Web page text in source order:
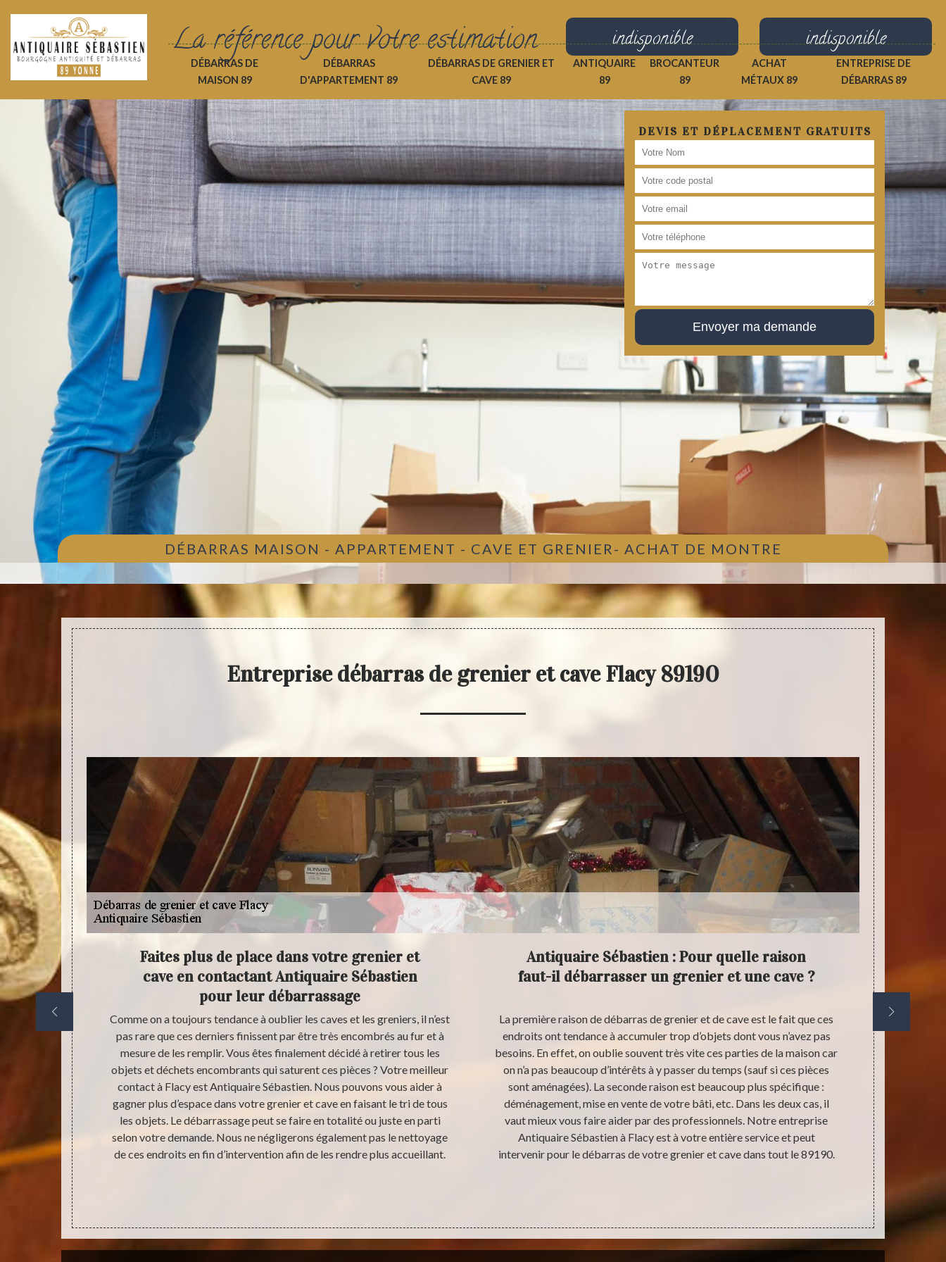
La référence pour votre estimation indisponible indisponible
DÉBARRAS DE
MAISON 89
DÉBARRAS
D'APPARTEMENT 89
DÉBARRAS DE GRENIER ET
CAVE 89
ANTIQUAIRE
89
BROCANTEUR
89
ACHAT
MÉTAUX 89
ENTREPRISE DE
DÉBARRAS 89
DEVIS ET DÉPLACEMENT GRATUITS
DÉBARRAS MAISON - APPARTEMENT - CAVE ET GRENIER- ACHAT DE MONTRE
Entreprise débarras de grenier et cave Flacy 89190
de
stocker
ou
selon votre
pas à
Faites plus de place dans votre grenier et
cave en contactant Antiquaire Sébastien
pour leur débarrassage
Comme on a toujours tendance à oublier les caves et les greniers, il n’est
pas rare que ces derniers finissent par être très encombrés au fur et à
mesure de les remplir. Vous êtes finalement décidé à retirer tous les
objets et déchets encombrants qui saturent ces pièces ? Votre meilleur
contact à Flacy est Antiquaire Sébastien. Nous pouvons vous aider à
gagner plus d’espace dans votre grenier et cave en faisant le tri de tous
les objets. Le débarrassage peut se faire en totalité ou juste en parti
selon votre demande. Nous ne négligerons également pas le nettoyage
de ces endroits en fin d’intervention afin de les rendre plus accueillant.
Antiquaire Sébastien : Pour quelle raison
faut-il débarrasser un grenier et une cave ?
La première raison de débarras de grenier et de cave est le fait que ces
endroits ont tendance à accumuler trop d’objets dont vous n’avez pas
besoins. En effet, on oublie souvent très vite ces parties de la maison car
on n’a pas beaucoup d’intérêts à y passer du temps (sauf si ces pièces
sont aménagées). La seconde raison est beaucoup plus spécifique :
déménagement, mise en vente de votre bâti, etc. Dans les deux cas, il
vaut mieux vous faire aider par des professionnels. Notre entreprise
Antiquaire Sébastien à Flacy est à votre entière service et peut
intervenir pour le débarras de votre grenier et cave dans tout le 89190.
Les cas de